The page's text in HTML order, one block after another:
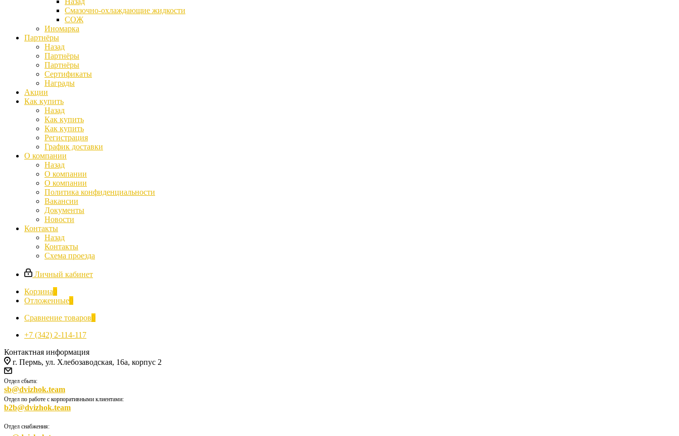
Смазочно-охлаждающие жидкости
СОЖ
Иномарка
Партнёры
Назад
Партнёры
Партнёры
Сертификаты
Награды
Акции
Как купить
Назад
Как купить
Как купить
Регистрация
График доставки
О компании
Назад
О компании
О компании
Политика конфиденциальности
Вакансии
Документы
Новости
Контакты
Назад
Контакты
Схема проезда
Личный кабинет
Корзина0
Отложенные0
Сравнение товаров0
+7 (342) 2-114-117
Контактная информация
г. Пермь, ул. Хлебозаводская, 16а, корпус 2
Отдел сбыта:
sb@dvizhok.team
Отдел по работе с корпоративными клиентами:
b2b@dvizhok.team
Отдел снабжения: